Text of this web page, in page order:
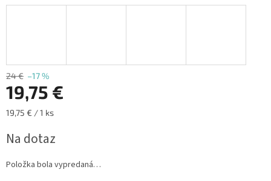
24 € –17 %
19,75 €
Jednotková
19,75 € / 1 ks
Na dotaz
Položka bola vypredaná…